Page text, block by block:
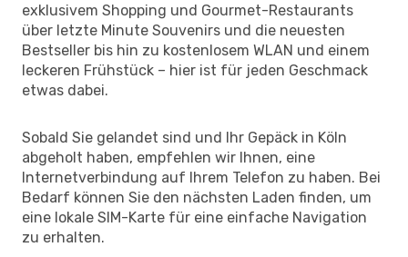
exklusivem Shopping und Gourmet-Restaurants
über letzte Minute Souvenirs und die neuesten
Bestseller bis hin zu kostenlosem WLAN und einem
leckeren Frühstück – hier ist für jeden Geschmack
etwas dabei.
Sobald Sie gelandet sind und Ihr Gepäck in Köln
abgeholt haben, empfehlen wir Ihnen, eine
Internetverbindung auf Ihrem Telefon zu haben. Bei
Bedarf können Sie den nächsten Laden finden, um
eine lokale SIM-Karte für eine einfache Navigation
zu erhalten.